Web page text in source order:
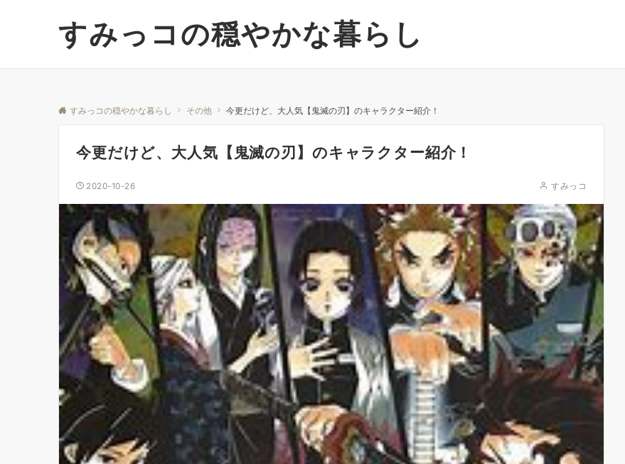
すみっコの穏やかな暮らし
すみっコの穏やかな暮らし その他 今更だけど、大人気【鬼滅の刃】のキャラクター紹介！
今更だけど、大人気【鬼滅の刃】のキャラクター紹介！
2020-10-26 すみっコ